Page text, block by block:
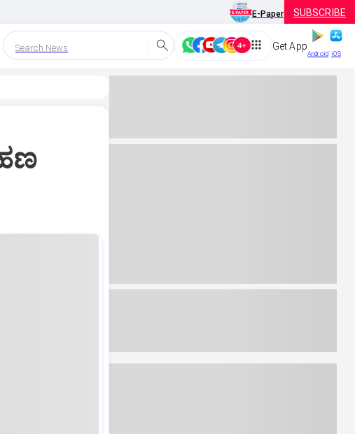
E-Paper SUBSCRIBE
Search News Get App
Android iOS
ಹಣ